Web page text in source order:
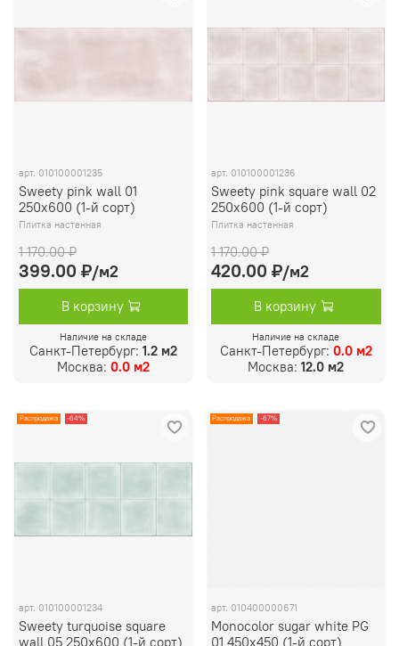
арт. 010100001235
Sweety pink wall 01
250х600 (1-й сорт)
Плитка настенная
1 170.00 ₽
399.00 ₽/м2
В корзину
Наличие на складе
Санкт-Петербург: 1.2 м2
Москва: 0.0 м2
арт. 010100001236
Sweety pink square wall 02
250х600 (1-й сорт)
Плитка настенная
1 170.00 ₽
420.00 ₽/м2
В корзину
Наличие на складе
Санкт-Петербург: 0.0 м2
Москва:12.0 м2
Распродажа -64%
арт. 010100001234
Sweety turquoise square
wall 05 250х600 (1-й сорт)
Распродажа -67%
арт. 010400000671
Monocolor sugar white PG
01 450х450 (1-й сорт)